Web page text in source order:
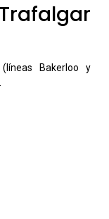
Bakerloo y